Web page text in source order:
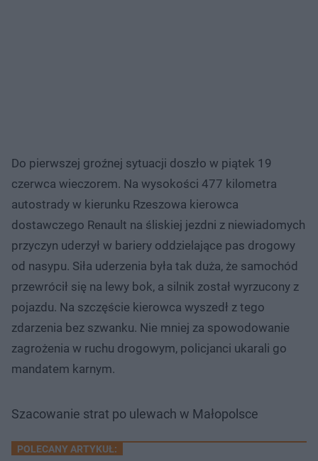
Do pierwszej groźnej sytuacji doszło w piątek 19
czerwca wieczorem. Na wysokości 477 kilometra
autostrady w kierunku Rzeszowa kierowca
dostawczego Renault na śliskiej jezdni z niewiadomych
przyczyn uderzył w bariery oddzielające pas drogowy
od nasypu. Siła uderzenia była tak duża, że samochód
przewrócił się na lewy bok, a silnik został wyrzucony z
pojazdu. Na szczęście kierowca wyszedł z tego
zdarzenia bez szwanku. Nie mniej za spowodowanie
zagrożenia w ruchu drogowym, policjanci ukarali go
mandatem karnym.
Szacowanie strat po ulewach w Małopolsce
POLECANY ARTYKUŁ: